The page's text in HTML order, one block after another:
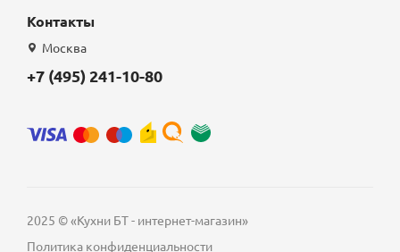
Контакты
Москва
+7 (495) 241-10-80
2025 © «Кухни БТ - интернет-магазин»
Политика конфиденциальности